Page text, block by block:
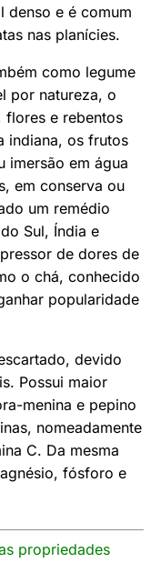
denso e é comum
nas planícies.
como legume
por natureza, o
flores e rebentos
indiana, os frutos
imersão em água
em conserva ou
um remédio
Sul, Índia e
de dores de
o chá, conhecido
popularidade
devido
Possui maior
menina e pepino
nomeadamente
C. Da mesma
fósforo e
propriedades